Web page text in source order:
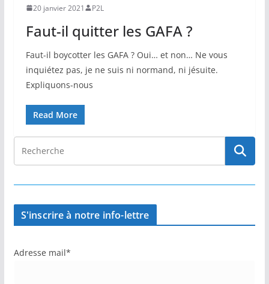
20 janvier 2021 P2L
Faut-il quitter les GAFA ?
Faut-il boycotter les GAFA ? Oui… et non… Ne vous
inquiétez pas, je ne suis ni normand, ni jésuite.
Expliquons-nous
Read More
S'inscrire à notre info-lettre
Adresse mail*